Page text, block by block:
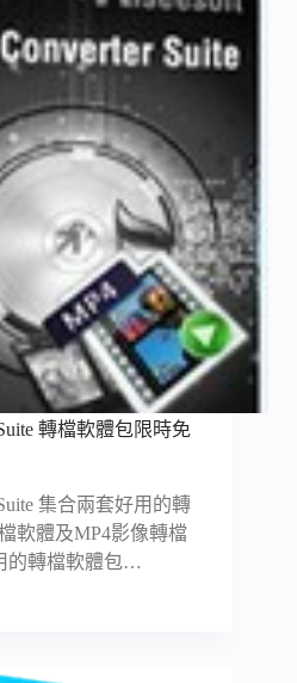
轉檔軟體包限時免
集合兩套好用的轉
軟體及MP4影像轉檔
的轉檔軟體包…